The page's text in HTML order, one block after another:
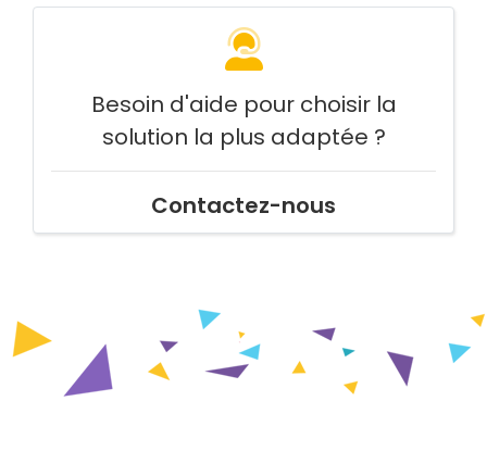
Besoin d'aide pour choisir la
solution la plus adaptée ?
Contactez-nous